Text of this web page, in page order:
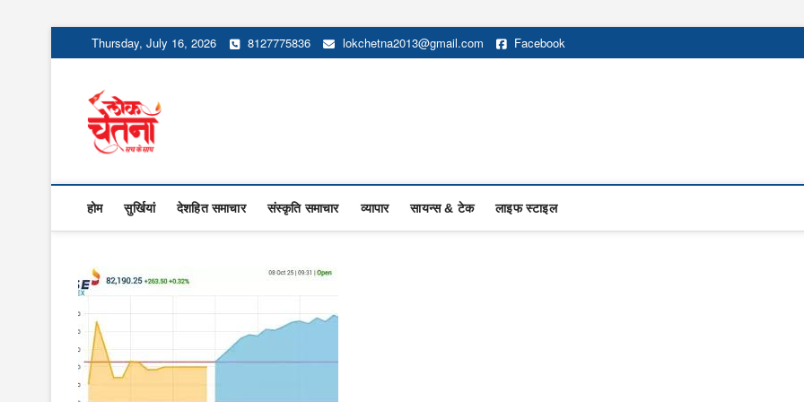
to
Thursday, July 16, 2026 8127775836 lokchetna2013@gmail.com Facebook
होम सुर्खियां देशहित समाचार संस्कृति समाचार व्यापार सायन्स & टेक लाइफ स्टाइल